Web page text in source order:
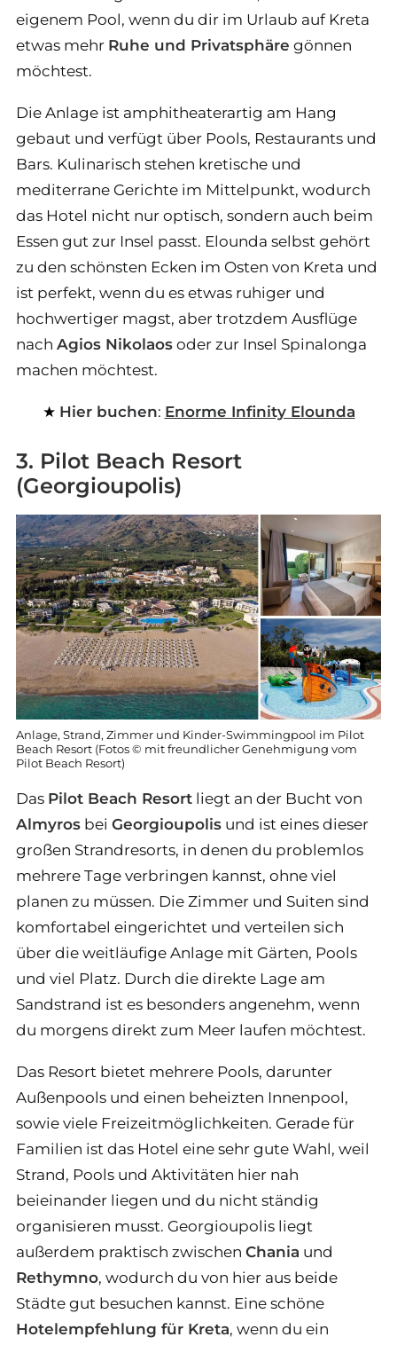
eigenem Pool, wenn du dir im Urlaub auf Kreta
etwas mehr Ruhe und Privatsphäre gönnen
möchtest.
Die Anlage ist amphitheaterartig am Hang
gebaut und verfügt über Pools, Restaurants und
Bars. Kulinarisch stehen kretische und
mediterrane Gerichte im Mittelpunkt, wodurch
das Hotel nicht nur optisch, sondern auch beim
Essen gut zur Insel passt. Elounda selbst gehört
zu den schönsten Ecken im Osten von Kreta und
ist perfekt, wenn du es etwas ruhiger und
hochwertiger magst, aber trotzdem Ausflüge
nach Agios Nikolaos oder zur Insel Spinalonga
machen möchtest.
Hier buchen: Enorme Infinity Elounda
3. Pilot Beach Resort
(Georgioupolis)
Anlage, Strand, Zimmer und Kinder-Swimmingpool im Pilot
Beach Resort (Fotos © mit freundlicher Genehmigung vom
Pilot Beach Resort)
Das Pilot Beach Resort liegt an der Bucht von
Almyros bei Georgioupolis und ist eines dieser
großen Strandresorts, in denen du problemlos
mehrere Tage verbringen kannst, ohne viel
planen zu müssen. Die Zimmer und Suiten sind
komfortabel eingerichtet und verteilen sich
über die weitläufige Anlage mit Gärten, Pools
und viel Platz. Durch die direkte Lage am
Sandstrand ist es besonders angenehm, wenn
du morgens direkt zum Meer laufen möchtest.
Das Resort bietet mehrere Pools, darunter
Außenpools und einen beheizten Innenpool,
sowie viele Freizeitmöglichkeiten. Gerade für
Familien ist das Hotel eine sehr gute Wahl, weil
Strand, Pools und Aktivitäten hier nah
beieinander liegen und du nicht ständig
organisieren musst. Georgioupolis liegt
außerdem praktisch zwischen Chania und
Rethymno, wodurch du von hier aus beide
Städte gut besuchen kannst. Eine schöne
Hotelempfehlung für Kreta, wenn du ein